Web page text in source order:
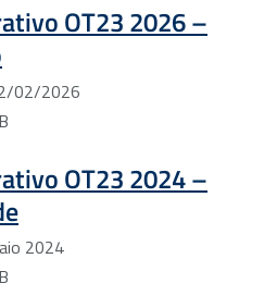
OT23 2026 –
2.63 MB
02/2026
OT23 2024 –
1.05 MB
2024